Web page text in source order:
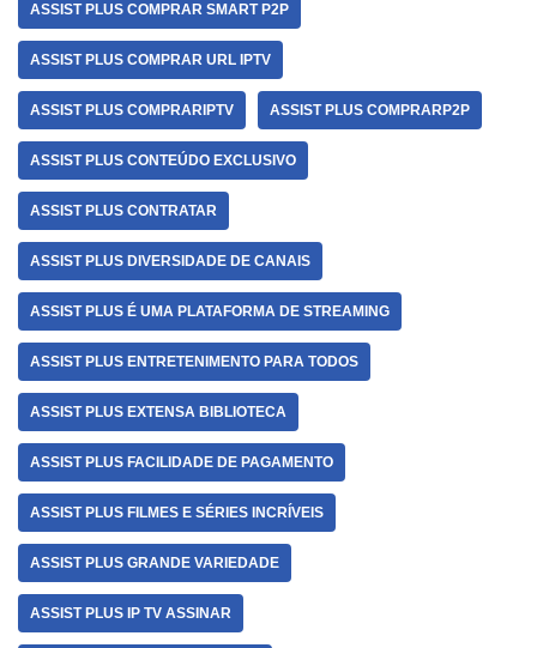
ASSIST PLUS COMPRAR SMART P2P
ASSIST PLUS COMPRAR URL IPTV
ASSIST PLUS COMPRARIPTV ASSIST PLUS COMPRARP2P
ASSIST PLUS CONTEÚDO EXCLUSIVO
ASSIST PLUS CONTRATAR
ASSIST PLUS DIVERSIDADE DE CANAIS
ASSIST PLUS É UMA PLATAFORMA DE STREAMING
ASSIST PLUS ENTRETENIMENTO PARA TODOS
ASSIST PLUS EXTENSA BIBLIOTECA
ASSIST PLUS FACILIDADE DE PAGAMENTO
ASSIST PLUS FILMES E SÉRIES INCRÍVEIS
ASSIST PLUS GRANDE VARIEDADE
ASSIST PLUS IP TV ASSINAR